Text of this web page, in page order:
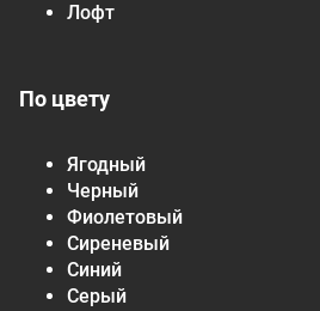
Лофт
По цвету
Ягодный
Черный
Фиолетовый
Сиреневый
Синий
Серый